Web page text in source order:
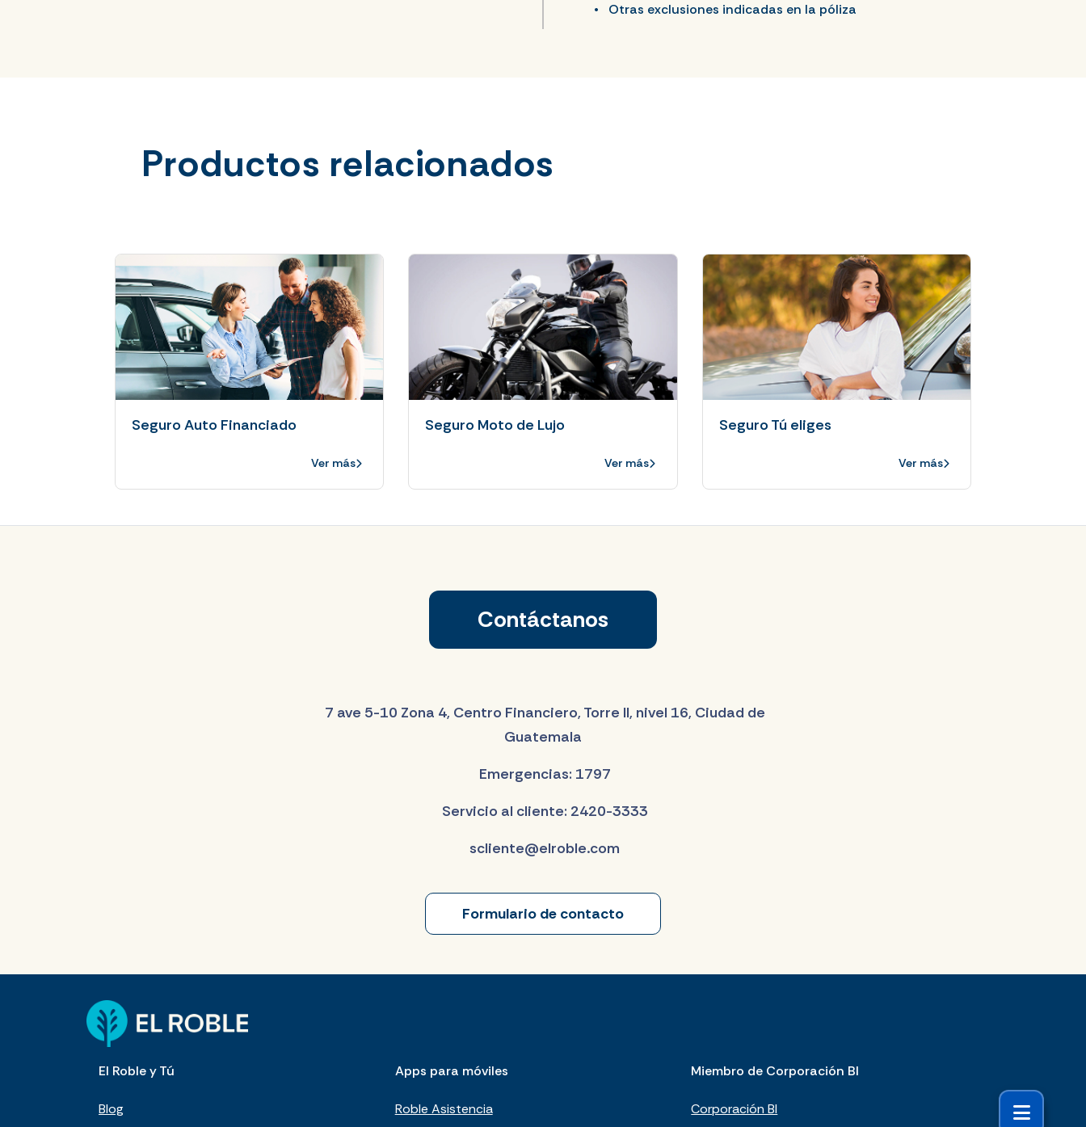
Otras exclusiones indicadas en la póliza
Productos relacionados
Seguro Auto Financiado
Ver más
Seguro Moto de Lujo
Ver más
Seguro Tú eliges
Ver más
Contáctanos
7 ave 5-10 Zona 4, Centro Financiero, Torre II, nivel 16, Ciudad de
Guatemala
Emergencias: 1797
Servicio al cliente: 2420-3333
scliente@elroble.com
Formulario de contacto
El Roble y Tú
Blog
Apps para móviles
Roble Asistencia
Miembro de Corporación BI
Corporación BI